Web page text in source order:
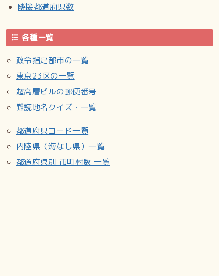
隣接都道府県数
各種一覧
政令指定都市の一覧
東京23区の一覧
超高層ビルの郵便番号
難読地名クイズ・一覧
都道府県コード一覧
内陸県（海なし県）一覧
都道府県別 市町村数 一覧